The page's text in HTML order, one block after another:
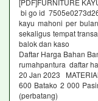
bi go id
kayu mahoni per
sekaligus tempat
balok dan kaso
Daftar Harga Bahan
rumahpantura daftar
20 Jan 2023
600 Batako 2 000
(perbatang)